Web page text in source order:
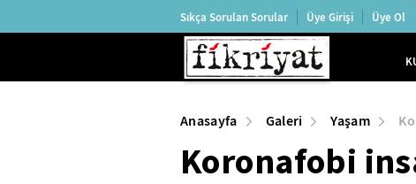
Sıkça Sorulan Sorular Üye Girişi Üye Ol
Anasayfa Galeri Yaşam
Koronafobi